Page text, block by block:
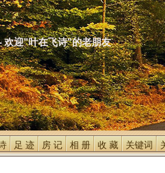
欢迎"叶在飞诗"的老朋友
足 迹 房 记 相 册 收 藏 关键词